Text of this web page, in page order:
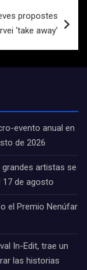
propostes
‘take away’
evento anual en
de 2026
grandes artistas se
17 de agosto
el Premio Nenúfar
In-Edit, trae un
las historias